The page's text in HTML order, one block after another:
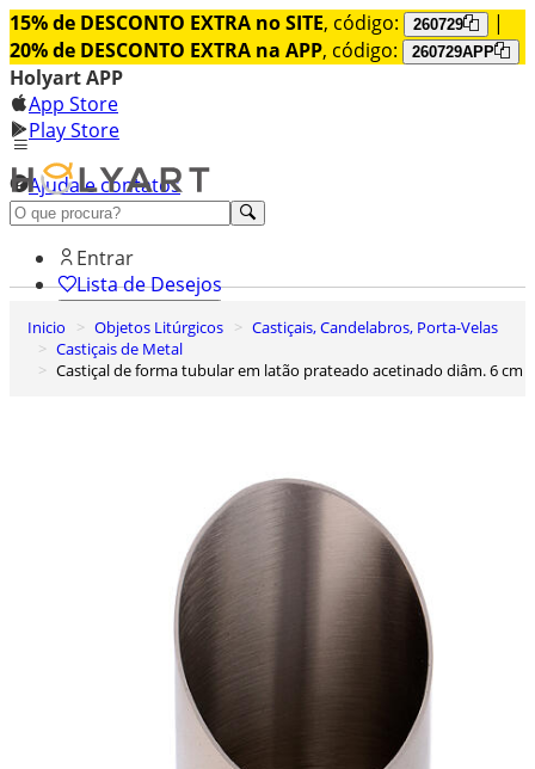
15% de DESCONTO EXTRA no SITE, código: 260729
|
20% de DESCONTO EXTRA na APP, código: 260729APP
Holyart APP
App Store
Play Store
Ajuda e contatos
Conheça premium
Entrar
Lista de Desejos
0
Carrinho de Compras
Inicio Objetos Litúrgicos
Castiçais, Candelabros, Porta-Velas
Castiçais de Metal
Castiçal de forma tubular em latão prateado acetinado diâm. 6 cm